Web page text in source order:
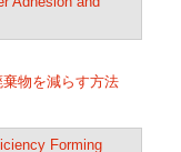
物を減らす方法